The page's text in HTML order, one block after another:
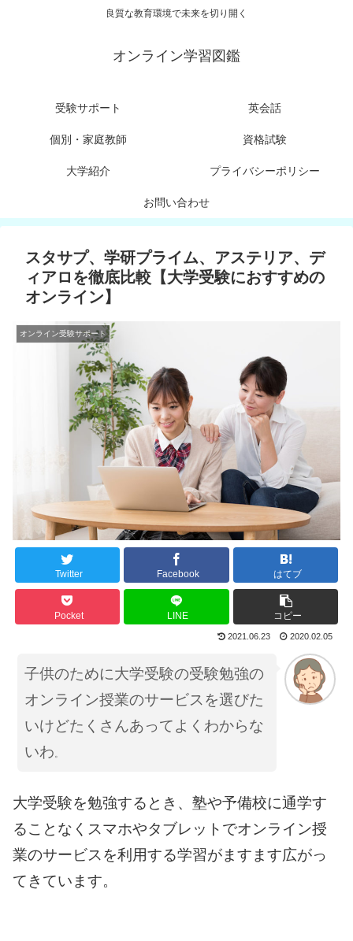
良質な教育環境で未来を切り開く
オンライン学習図鑑
受験サポート 英会話
個別・家庭教師 資格試験
大学紹介 プライバシーポリシー
お問い合わせ
スタサプ、学研プライム、アステリア、デ
ィアロを徹底比較【大学受験におすすめの
オンライン】
オンライン受験サポート
Twitter Facebook はてブ
Pocket LINE コピー
2021.06.23 2020.02.05
子供のために大学受験の受験勉強の
オンライン授業のサービスを選びた
いけどたくさんあってよくわからな
いわ
大学受験を勉強するとき、塾や予備校に通学す
ることなくスマホやタブレットでオンライン授
業のサービスを利用する学習がますます広がっ
てきています。